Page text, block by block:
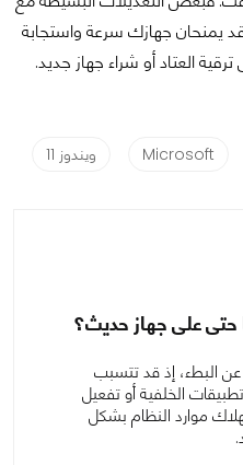
يمنحان جهازك سرعة واستجابة
العتاد أو شراء جهاز جديد.
Microsoft ويندوز 11
البطء، إذ قد تتسبب
الخلفية أو تفعيل
موارد النظام بشكل